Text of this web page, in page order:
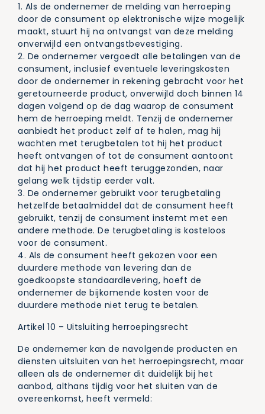
1. Als de ondernemer de melding van herroeping
door de consument op elektronische wijze mogelijk
maakt, stuurt hij na ontvangst van deze melding
onverwijld een ontvangstbevestiging.
2. De ondernemer vergoedt alle betalingen van de
consument, inclusief eventuele leveringskosten
door de ondernemer in rekening gebracht voor het
geretourneerde product, onverwijld doch binnen 14
dagen volgend op de dag waarop de consument
hem de herroeping meldt. Tenzij de ondernemer
aanbiedt het product zelf af te halen, mag hij
wachten met terugbetalen tot hij het product
heeft ontvangen of tot de consument aantoont
dat hij het product heeft teruggezonden, naar
gelang welk tijdstip eerder valt.
3. De ondernemer gebruikt voor terugbetaling
hetzelfde betaalmiddel dat de consument heeft
gebruikt, tenzij de consument instemt met een
andere methode. De terugbetaling is kosteloos
voor de consument.
4. Als de consument heeft gekozen voor een
duurdere methode van levering dan de
goedkoopste standaardlevering, hoeft de
ondernemer de bijkomende kosten voor de
duurdere methode niet terug te betalen.
Artikel 10 – Uitsluiting herroepingsrecht
De ondernemer kan de navolgende producten en
diensten uitsluiten van het herroepingsrecht, maar
alleen als de ondernemer dit duidelijk bij het
aanbod, althans tijdig voor het sluiten van de
overeenkomst, heeft vermeld: